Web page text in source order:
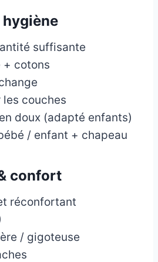
hygiène
suffisante
+ cotons
les couches
doux (adapté enfants)
/ enfant + chapeau
confort
réconfortant
/ gigoteuse